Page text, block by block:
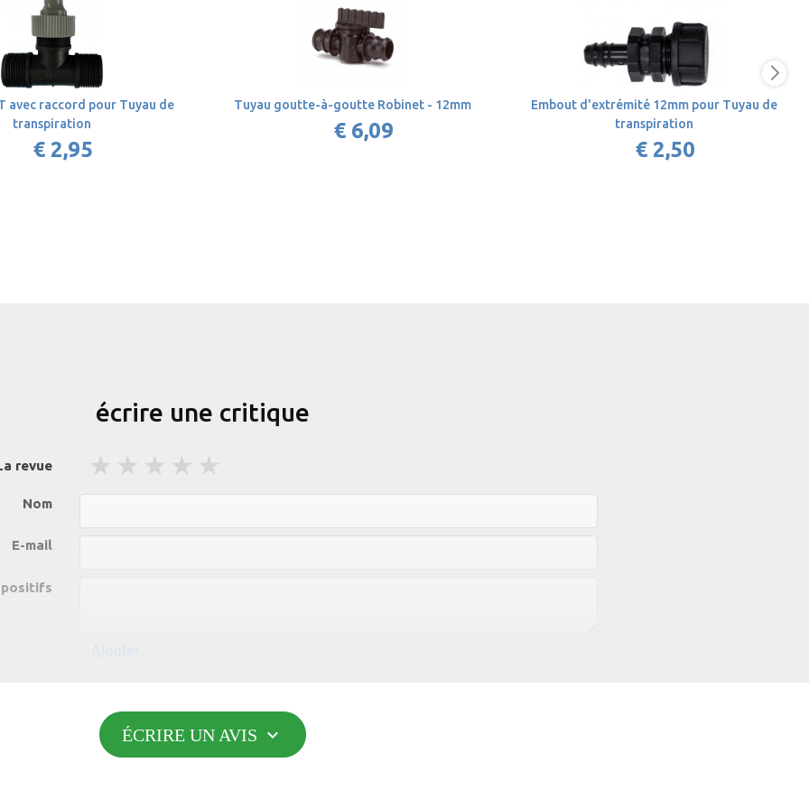
avec raccord pour Tuyau de
transpiration
€ 2,95
Tuyau goutte-à-goutte Robinet - 12mm
€ 6,09
Embout d'extrémité 12mm pour Tuyau de
transpiration
€ 2,50
écrire une critique
revue 4 stars
3 stars
2 stars
1 stars
Nom
E-mail
Ajouter
Ajouter
ÉCRIRE UN AVIS expand_more